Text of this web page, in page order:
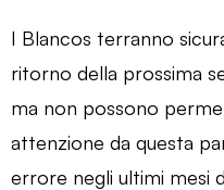
I Blancos terranno
ritorno della prossima
ma non possono
attenzione da questa
errore negli ultimi mesi